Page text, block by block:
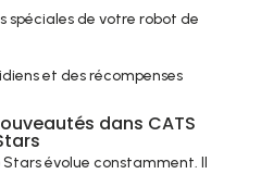
spéciales de votre robot de
et des récompenses
dans CATS
évolue constamment. Il